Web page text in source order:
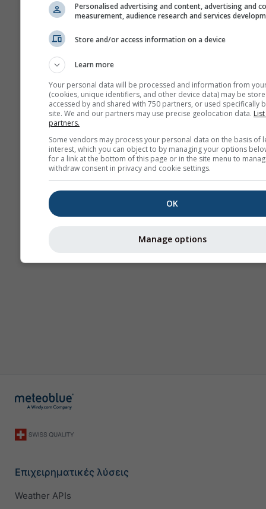
Μετεογράμματα
&
Επιχειρηματικές λύσεις
Weather APIs
Personalised advertising and content, advertising and
measurement, audience research and services
Store and/or access information on a device
Learn more
Your personal data will be processed and information from
(cookies, unique identifiers, and other device data) may be
accessed by and shared with 750 partners, or used specifically
site. We and our partners may use precise geolocation data.
partners.
Some vendors may process your personal data on the basis of
interest, which you can object to by managing your options
for a link at the bottom of this page or in the site menu to
withdraw consent in privacy and cookie settings.
OK
Manage options